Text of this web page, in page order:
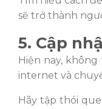
sẽ trở thành ngư
5. Cập
Hiện nay, không
internet và
Hãy tập thói